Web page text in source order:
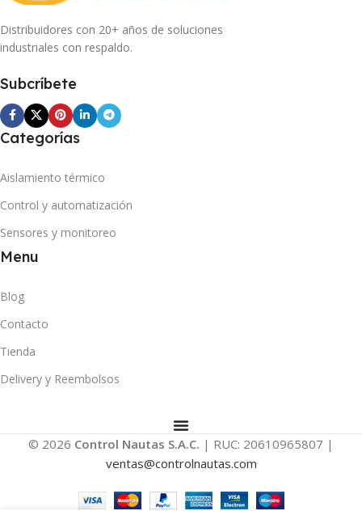
Distribuidores con 20+ años de soluciones
industriales con respaldo.
Subcríbete
Categorías
Aislamiento térmico
Control y automatización
Sensores y monitoreo
Menu
Blog
Contacto
Tienda
Delivery y Reembolsos
© 2026 Control Nautas S.A.C. | RUC: 20610965807 |
ventas@controlnautas.com